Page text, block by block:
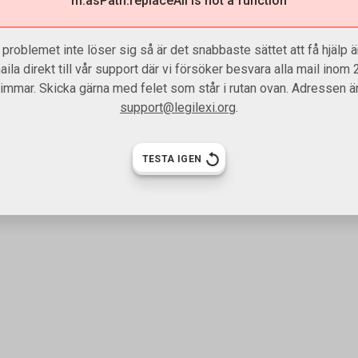
problemet inte löser sig så är det snabbaste sättet att få hjälp
direkt till vår support där vi försöker besvara alla mail inom
Skicka gärna med felet som står i rutan ovan. Adressen
support@legilexi.org
TESTA IGEN